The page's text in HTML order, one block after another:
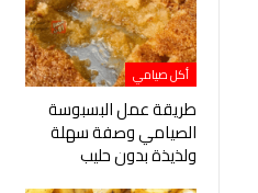
أكل صيامي
طريقة عمل البسبوسة
الصيامي وصفة سهلة
ولذيذة بدون حليب